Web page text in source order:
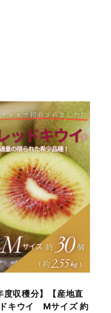
度収穫分】【産地直
キウイ Mサイズ 約